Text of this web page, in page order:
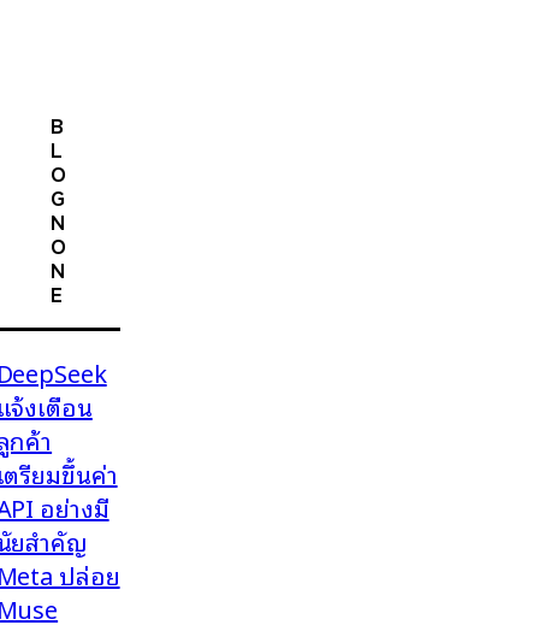
B
L
O
G
N
O
N
E
จ้งเตือน
กค้า
ตรียมขึ้นค่า
อย่างมี
ยสำคัญ
ปล่อย